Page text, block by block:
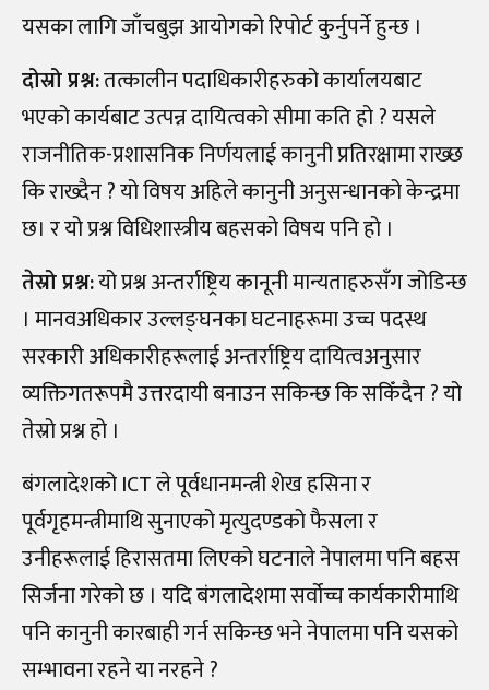
यसका लागि जाँचबुझ आयोगको रिपोर्ट कुर्नुपर्ने हुन्छ ।
दोस्रो प्रश्न:तत्कालीन पदाधिकारीहरुको कार्यालयबाट
भएको कार्यबाट उत्पन्न दायित्वको सीमा कति हो ? यसले
राजनीतिक-प्रशासनिक निर्णयलाई कानुनी प्रतिरक्षामा राख्छ
कि राख्दैन ? यो विषय अहिले कानुनी अनुसन्धानको केन्द्रमा
छ। र यो प्रश्न विधिशास्त्रीय बहसको विषय पनि हो ।
तेस्रो प्रश्न:यो प्रश्न अन्तर्राष्ट्रिय कानूनी मान्यताहरुसँग जोडिन्छ
। मानवअधिकार उल्लङ्घनका घटनाहरूमा उच्च पदस्थ
सरकारी अधिकारीहरूलाई अन्तर्राष्ट्रिय दायित्वअनुसार
व्यक्तिगतरूपमै उत्तरदायी बनाउन सकिन्छ कि सकिँदैन ? यो
तेस्रो प्रश्न हो ।
बंगलादेशको ICT ले पूर्वधानमन्त्री शेख हसिना र
पूर्वगृहमन्त्रीमाथि सुनाएको मृत्युदण्डको फैसला र
उनीहरूलाई हिरासतमा लिएको घटनाले नेपालमा पनि बहस
सिर्जना गरेको छ । यदि बंगलादेशमा सर्वोच्च कार्यकारीमाथि
पनि कानुनी कारबाही गर्न सकिन्छ भने नेपालमा पनि यसको
सम्भावना रहने या नरहने ?